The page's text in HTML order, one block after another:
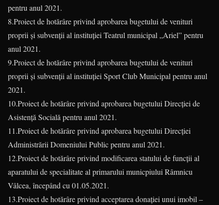
pentru anul 2021.
8.Proiect de hotărâre privind aprobarea bugetului de venituri
proprii și subvenții al instituției Teatrul municipal „Ariel” pentru
anul 2021.
9.Proiect de hotărâre privind aprobarea bugetului de venituri
proprii și subvenții al instituției Sport Club Municipal pentru anul
2021.
10.Proiect de hotărâre privind aprobarea bugetului Direcției de
Asistență Socială pentru anul 2021.
11.Proiect de hotărâre privind aprobarea bugetului Direcției
Administrării Domeniului Public pentru anul 2021.
12.Proiect de hotărâre privind modificarea statului de funcții al
aparatului de specialitate al primarului municpiului Râmnicu
Vâlcea, începând cu 01.05.2021.
13.Proiect de hotărâre privind acceptarea donației unui imobil –